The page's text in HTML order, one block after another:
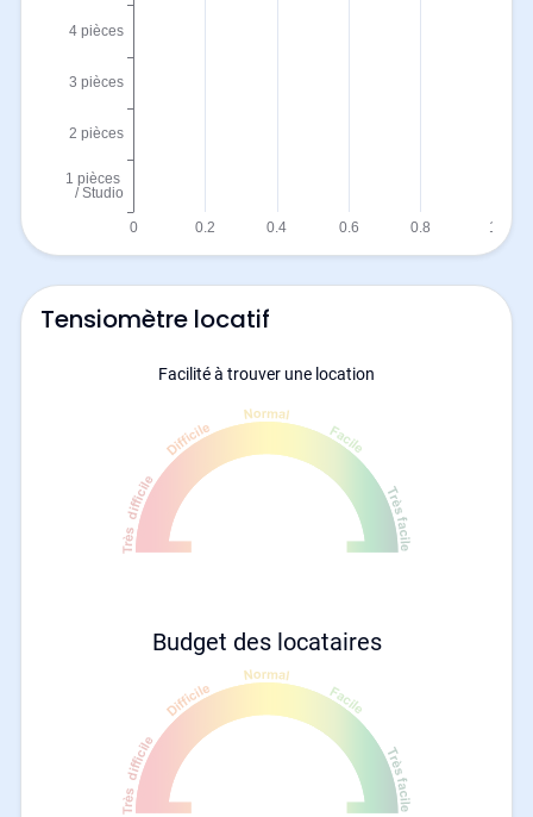
Tensiomètre locatif
Facilité à trouver une location
Budget des locataires